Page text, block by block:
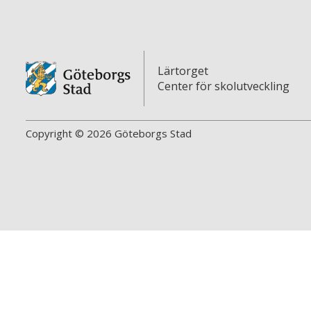
Lärtorget
Center för skolutveckling
Copyright © 2026 Göteborgs Stad